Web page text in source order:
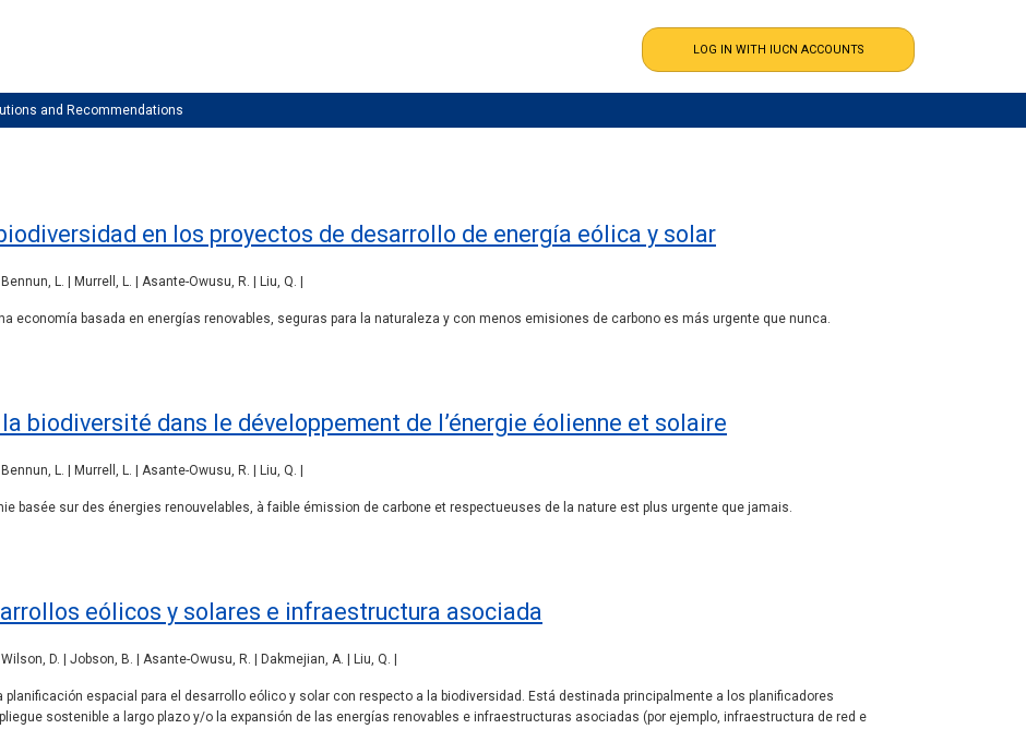
and Recommendations
en los proyectos de desarrollo de energía eólica y solar
L. | Murrell, L. | Asante-Owusu, R. | Liu, Q. |
economía basada en energías renovables, seguras para la naturaleza y con menos emisiones de carbono es más urgente que nunca.
biodiversité dans le développement de l’énergie éolienne et solaire
L. | Murrell, L. | Asante-Owusu, R. | Liu, Q. |
basée sur des énergies renouvelables, à faible émission de carbone et respectueuses de la nature est plus urgente que jamais.
eólicos y solares e infraestructura asociada
D. | Jobson, B. | Asante-Owusu, R. | Dakmejian, A. | Liu, Q. |
espacial para el desarrollo eólico y solar con respecto a la biodiversidad. Está destinada principalmente a los planificadores
sostenible a largo plazo y/o la expansión de las energías renovables e infraestructuras asociadas (por ejemplo, infraestructura de red e